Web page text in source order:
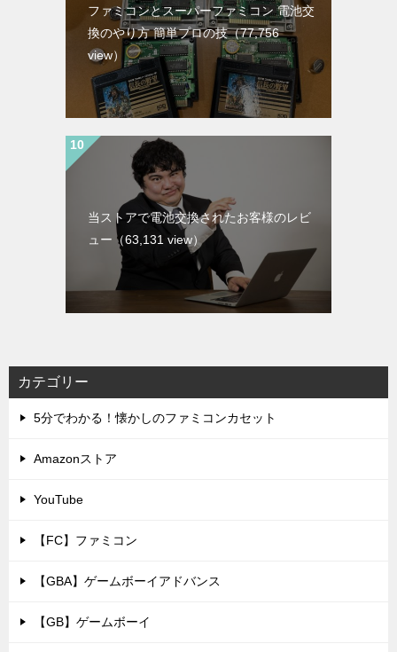
ファミコンとスーパーファミコン 電池交
換のやり方 簡単プロの技（77,756
view）
当ストアで電池交換されたお客様のレビ
ュー （63,131 view）
カテゴリー
5分でわかる！懐かしのファミコンカセット
Amazonストア
YouTube
【FC】ファミコン
【GBA】ゲームボーイアドバンス
【GB】ゲームボーイ